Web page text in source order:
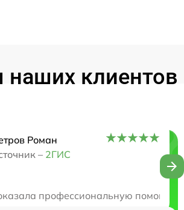
клиентов
Роман
– 2ГИС
профессиональную помощь в